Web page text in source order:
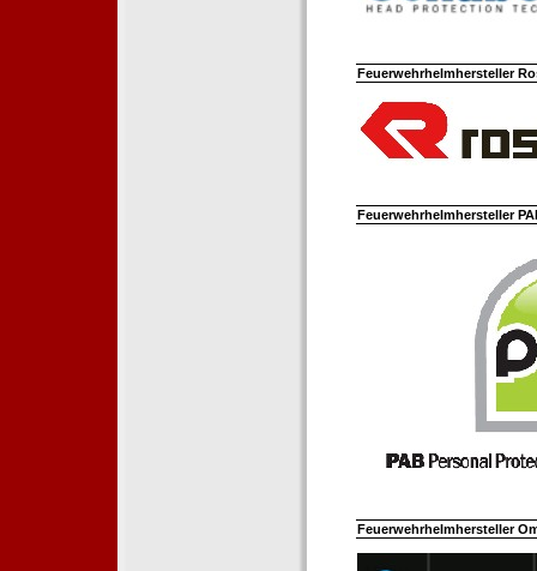
Feuerwehrhelmhersteller
Feuerwehrhelmhersteller
Feuerwehrhelmhersteller